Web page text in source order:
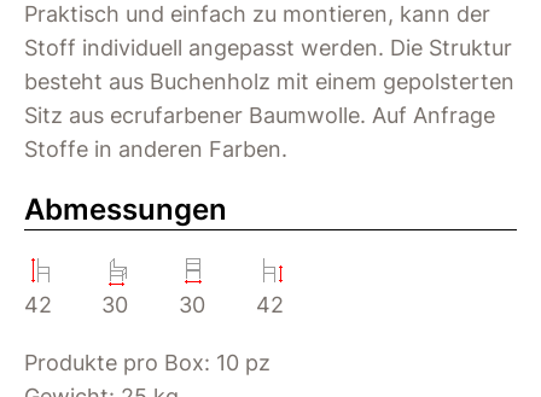
Praktisch und einfach zu montieren, kann der
Stoff individuell angepasst werden. Die Struktur
besteht aus Buchenholz mit einem gepolsterten
Sitz aus ecrufarbener Baumwolle. Auf Anfrage
Stoffe in anderen Farben.
Abmessungen
42 30 30 42
Produkte pro Box: 10 pz